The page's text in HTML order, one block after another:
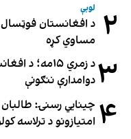
۲ لوبې
مساوي کړه
۳
د زمري
دوامدارې ننګونې
۴ چینایي رسنۍ:
امتیازونو د ترلاسه